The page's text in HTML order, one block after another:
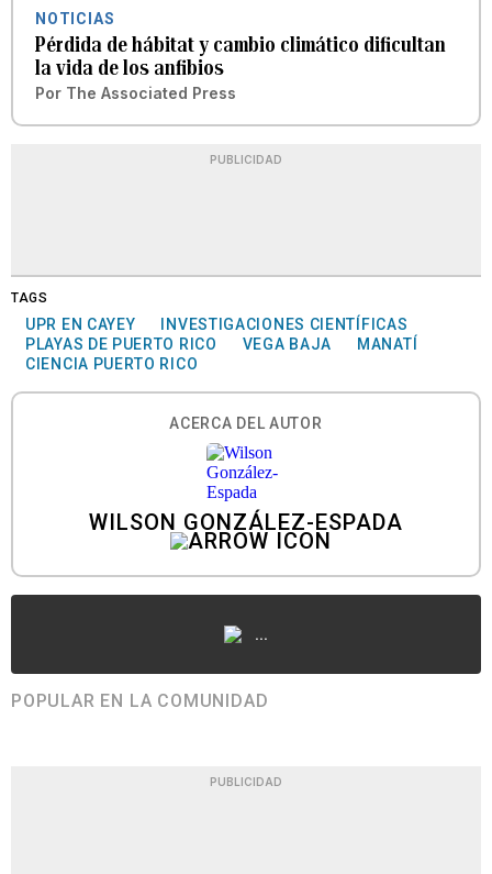
NOTICIAS
Pérdida de hábitat y cambio climático dificultan
la vida de los anfibios
Por The Associated Press
PUBLICIDAD
TAGS
UPR EN CAYEY
INVESTIGACIONES CIENTÍFICAS
PLAYAS DE PUERTO RICO
VEGA BAJA
MANATÍ
CIENCIA PUERTO RICO
ACERCA DEL AUTOR
WILSON GONZÁLEZ-ESPADA
...
POPULAR EN LA COMUNIDAD
PUBLICIDAD